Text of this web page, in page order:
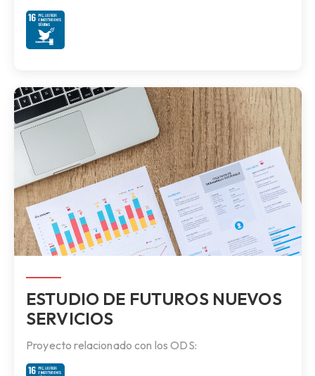
ESTUDIO DE FUTUROS NUEVOS
SERVICIOS
Proyecto relacionado con los ODS: